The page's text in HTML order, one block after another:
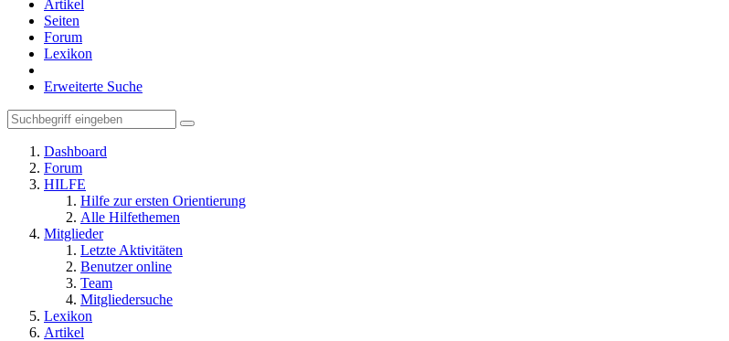
Artikel
Seiten
Forum
Lexikon
Erweiterte Suche
Dashboard
Forum
HILFE
Hilfe zur ersten Orientierung
Alle Hilfethemen
Mitglieder
Letzte Aktivitäten
Benutzer online
Team
Mitgliedersuche
Lexikon
Artikel